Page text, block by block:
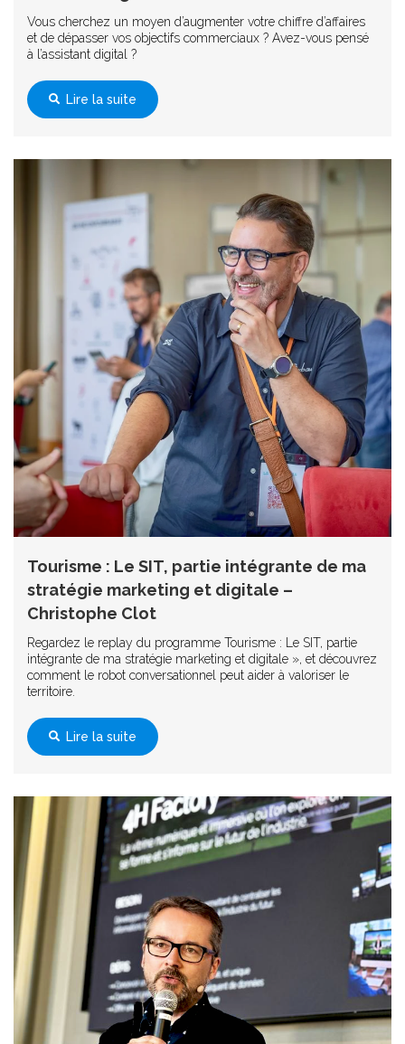
Vous cherchez un moyen d’augmenter votre chiffre d’affaires
et de dépasser vos objectifs commerciaux ? Avez-vous pensé
à l’assistant digital ?
Lire la suite
Tourisme : Le SIT, partie intégrante de ma
stratégie marketing et digitale –
Christophe Clot
Regardez le replay du programme Tourisme : Le SIT, partie
intégrante de ma stratégie marketing et digitale », et découvrez
comment le robot conversationnel peut aider à valoriser le
territoire.
Lire la suite